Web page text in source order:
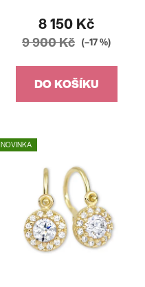
8 150 Kč
9 900 Kč (–17 %)
DO KOŠÍKU
NOVINKA